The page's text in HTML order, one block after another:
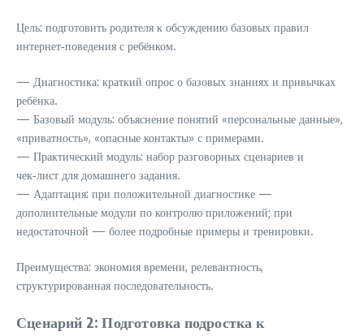
Цель: подготовить родителя к обсуждению базовых правил
интернет‑поведения с ребёнком.
— Диагностика: краткий опрос о базовых знаниях и привычках
ребёнка.
— Базовый модуль: объяснение понятий «персональные данные»,
«приватность», «опасные контакты» с примерами.
— Практический модуль: набор разговорных сценариев и
чек‑лист для домашнего задания.
— Адаптация: при положительной диагностике —
дополнительные модули по контролю приложений; при
недостаточной — более подробные примеры и тренировки.
Преимущества: экономия времени, релевантность,
структурированная последовательность.
Сценарий 2: Подготовка подростка к